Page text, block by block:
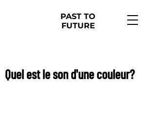
PAST TO
FUTURE
Quel est le son d'une couleur?